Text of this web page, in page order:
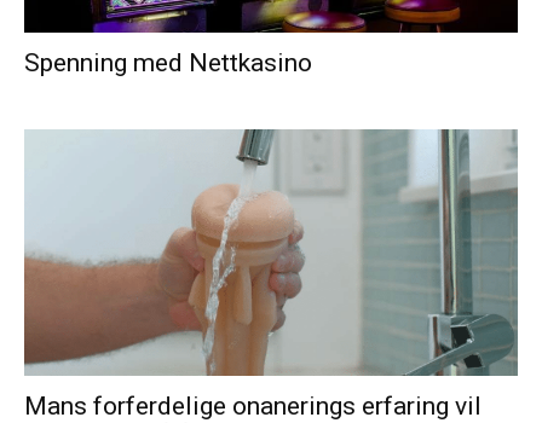
Spenning med Nettkasino
Mans forferdelige onanerings erfaring vil